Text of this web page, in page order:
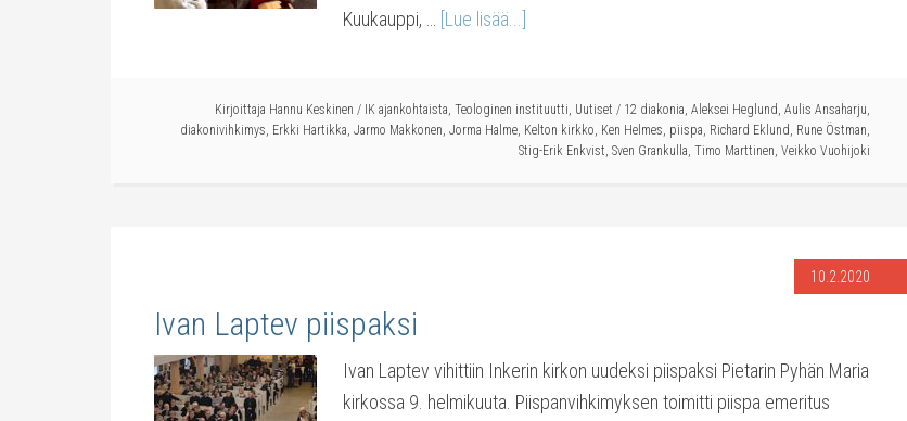
Kuukauppi, …
[Lue lisää...]
Kirjoittaja Hannu Keskinen / IK ajankohtaista, Teologinen instituutti, Uutiset / 12 diakonia, Aleksei Heglund, Aulis Ansaharju,
diakonivihkimys, Erkki Hartikka, Jarmo Makkonen, Jorma Halme, Kelton kirkko, Ken Helmes, piispa, Richard Eklund, Rune Östman,
Stig-Erik Enkvist, Sven Grankulla, Timo Marttinen, Veikko Vuohijoki
10.2.2020
Ivan Laptev piispaksi
Ivan Laptev vihittiin Inkerin kirkon uudeksi piispaksi Pietarin Pyhän Maria
kirkossa 9. helmikuuta. Piispanvihkimyksen toimitti piispa emeritus